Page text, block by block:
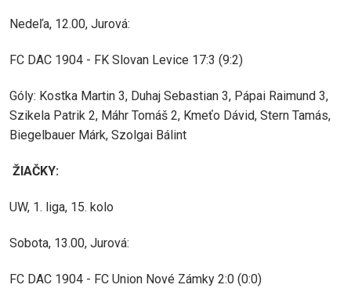
Nedeľa, 12.00, Jurová:
FC DAC 1904 - FK Slovan Levice 17:3 (9:2)
Góly: Kostka Martin 3, Duhaj Sebastian 3, Pápai Raimund 3,
Szikela Patrik 2, Máhr Tomáš 2, Kmeťo Dávid, Stern Tamás,
Biegelbauer Márk, Szolgai Bálint
ŽIAČKY:
UW, 1. liga, 15. kolo
Sobota, 13.00, Jurová:
FC DAC 1904 - FC Union Nové Zámky 2:0 (0:0)